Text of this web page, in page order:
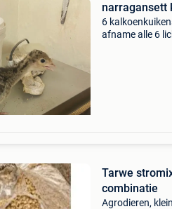
narragansett
6
afname alle 6
Tarwe
combinatie
Agrodieren,